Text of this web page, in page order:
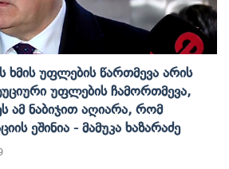
Ხმის Უფლების Წართმევა Არის
Უფლების Ჩამორთმევა,
Ამ Ნაბიჯით Აღიარა, Რომ
Ეშინია - Მამუკა Ხაზარაძე